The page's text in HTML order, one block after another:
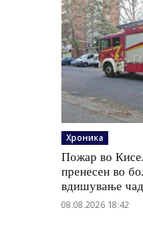
Хроника
Пожар во
пренесен во
вдишување чад
08.08.2026 18:42